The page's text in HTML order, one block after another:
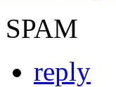
SPAM
reply